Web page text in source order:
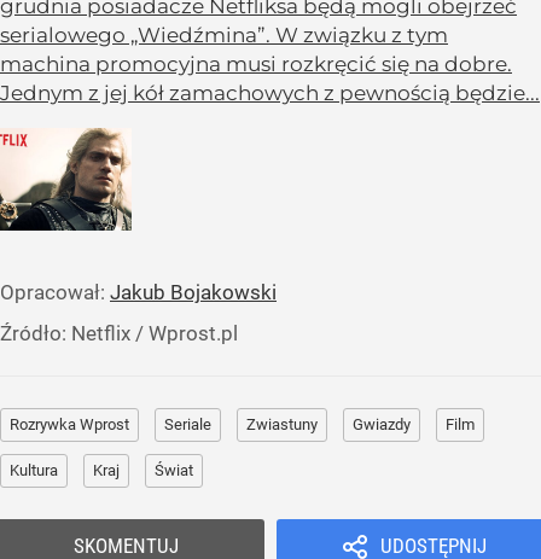
grudnia posiadacze Netfliksa będą mogli obejrzeć
serialowego „Wiedźmina”. W związku z tym
machina promocyjna musi rozkręcić się na dobre.
Jednym z jej kół zamachowych z pewnością będzie...
Opracował: Jakub Bojakowski
Źródło: Netflix / Wprost.pl
Rozrywka Wprost Seriale Zwiastuny Gwiazdy Film
Kultura Kraj Świat
UDOSTĘPNIJ
SKOMENTUJ